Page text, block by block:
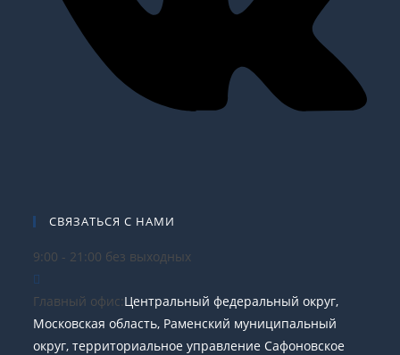
СВЯЗАТЬСЯ С НАМИ
9:00 - 21:00 без выходных
Главный офис:Центральный федеральный округ,
Московская область, Раменский муниципальный
округ, территориальное управление Сафоновское